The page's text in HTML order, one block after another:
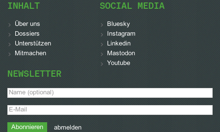
INHALT
Über uns
Dossiers
Unterstützen
Mitmachen
SOCIAL MEDIA
Bluesky
Instagram
Linkedin
Mastodon
Youtube
NEWSLETTER
abmelden